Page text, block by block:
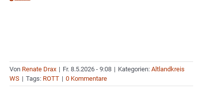
Von Renate Drax | Fr. 8.5.2026 - 9:08 | Kategorien: Altlandkreis
WS | Tags: ROTT | 0 Kommentare